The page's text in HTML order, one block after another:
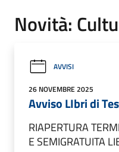
Novità:
AVVISI
26 NOVEMBRE 2025
Avviso LIbri di
RIAPERTURA
E SEMIGRATUITA